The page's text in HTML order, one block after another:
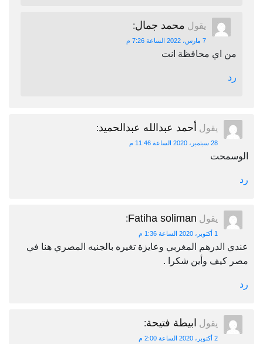
يقول محمد جمال:
7 مارس، 2022 الساعة 7:26 م
من اي محافظة انت
رد
يقول أحمد عبدالله عبدالحميد:
28 سبتمبر، 2020 الساعة 11:46 م
الوسمحت
رد
يقول Fatiha soliman
:
1 أكتوبر، 2020 الساعة 1:36 م
عندي الدرهم المغربي وعايزة تغيره بالجنيه المصري هنا في
مصر كيف وأين شكرا .
رد
يقول ابيطة فتيحة:
2 أكتوبر، 2020 الساعة 2:00 م